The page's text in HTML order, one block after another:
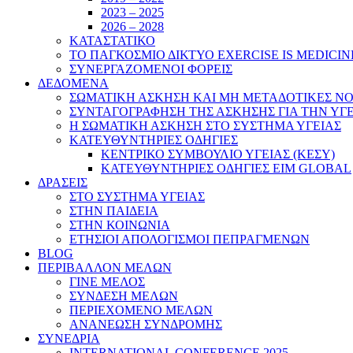
2023 – 2025
2026 – 2028
ΚΑΤΑΣΤΑΤΙΚΟ
ΤΟ ΠΑΓΚΟΣΜΙΟ ΔΙΚΤΥΟ EXERCISE IS
ΣΥΝΕΡΓΑΖΟΜΕΝΟΙ ΦΟΡΕΙΣ
ΔΕΔΟΜΕΝΑ
ΣΩΜΑΤΙΚΗ ΑΣΚΗΣΗ ΚΑΙ ΜΗ ΜΕΤΑΔΟΤΙΚΕΣ
ΣΥΝΤΑΓΟΓΡΑΦΗΣΗ ΤΗΣ ΑΣΚΗΣΗΣ ΓΙΑ ΤΗΝ
Η ΣΩΜΑΤΙΚΗ ΑΣΚΗΣΗ ΣΤΟ ΣΥΣΤΗΜΑ ΥΓΕΙΑΣ
ΚΑΤΕΥΘΥΝΤΗΡΙΕΣ ΟΔΗΓΙΕΣ
ΚΕΝΤΡΙΚΟ ΣΥΜΒΟΥΛΙΟ ΥΓΕΙΑΣ (ΚΕΣΥ)
ΚΑΤΕΥΘΥΝΤΗΡΙΕΣ ΟΔΗΓΙΕΣ EIM GLOBAL
ΔΡΑΣΕΙΣ
ΣΤΟ ΣΥΣΤΗΜΑ ΥΓΕΙΑΣ
ΣΤΗΝ ΠΑΙΔΕΙΑ
ΣΤΗΝ ΚΟΙΝΩΝΙΑ
ΕΤΗΣΙΟΙ ΑΠΟΛΟΓΙΣΜΟΙ ΠΕΠΡΑΓΜΕΝΩΝ
BLOG
ΠΕΡΙΒΑΛΛΟΝ ΜΕΛΩΝ
ΓΙΝΕ ΜΕΛΟΣ
ΣΥΝΔΕΣΗ ΜΕΛΩΝ
ΠΕΡΙΕΧΟΜΕΝΟ ΜΕΛΩΝ
ΑΝΑΝΕΩΣΗ ΣΥΝΔΡΟΜΗΣ
ΣΥΝΕΔΡΙΑ